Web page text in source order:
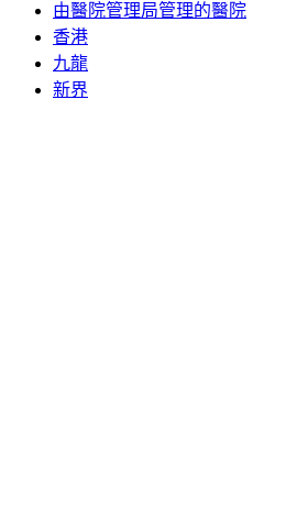
由醫院管理局管理的醫院
香港
九龍
新界